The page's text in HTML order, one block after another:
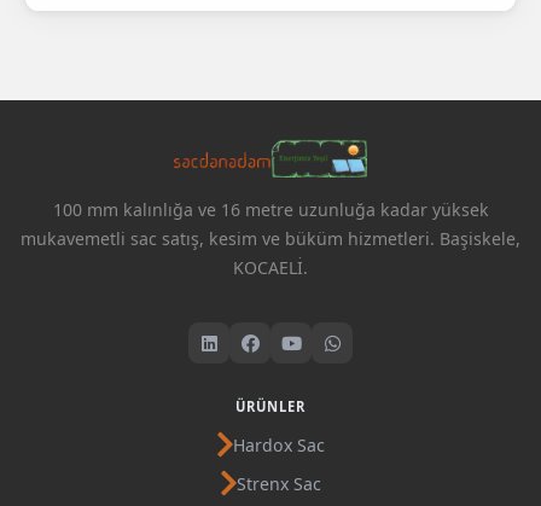
100 mm kalınlığa ve 16 metre uzunluğa kadar yüksek
mukavemetli sac satış, kesim ve büküm hizmetleri. Başiskele,
KOCAELİ.
ÜRÜNLER
Hardox Sac
Strenx Sac